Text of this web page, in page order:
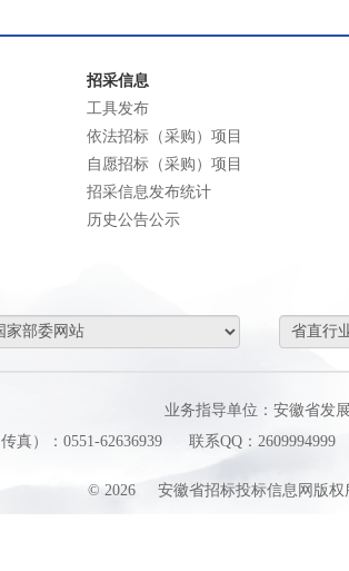
招采信息
工具发布
依法招标（采购）项目
自愿招标（采购）项目
招采信息发布统计
历史公告公示
业务指导单位：安徽省发
真）：0551-62636939
联系QQ：2609994999
© 2026 安徽省招标投标信息网版